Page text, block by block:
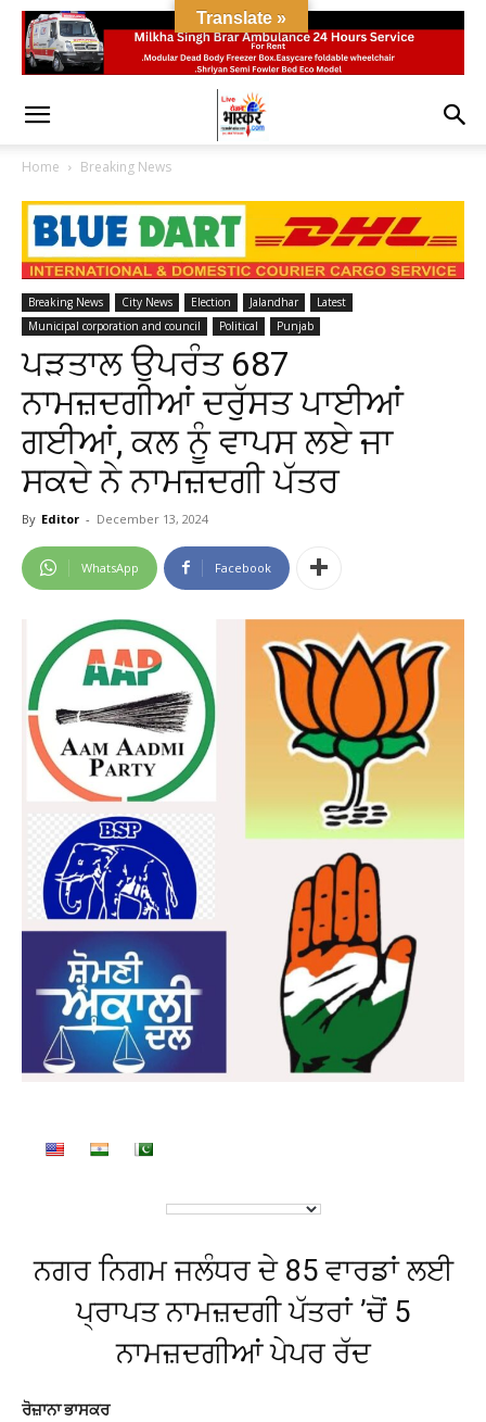
Home Breaking News
Breaking News City News Election Jalandhar
Latest
Municipal corporation and council
Political Punjab
ਪੜਤਾਲ ਉਪਰੰਤ 687
ਨਾਮਜ਼ਦਗੀਆਂ ਦਰੁੱਸਤ ਪਾਈਆਂ
ਗਈਆਂ, ਕਲ ਨੂੰ ਵਾਪਸ ਲਏ ਜਾ
ਸਕਦੇ ਨੇ ਨਾਮਜ਼ਦਗੀ ਪੱਤਰ
By Editor - December 13, 2024
WhatsApp Facebook
ਨਗਰ ਨਿਗਮ ਜਲੰਧਰ ਦੇ 85 ਵਾਰਡਾਂ ਲਈ
ਪ੍ਰਾਪਤ ਨਾਮਜ਼ਦਗੀ ਪੱਤਰਾਂ ’ਚੋਂ 5
ਨਾਮਜ਼ਦਗੀਆਂ ਪੇਪਰ ਰੱਦ
ਰੋਜ਼ਾਨਾ ਭਾਸਕਰ
Translate »